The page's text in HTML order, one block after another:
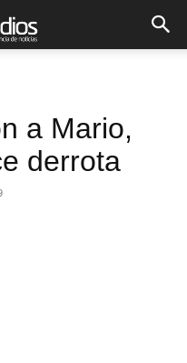
a Mario,
derrota